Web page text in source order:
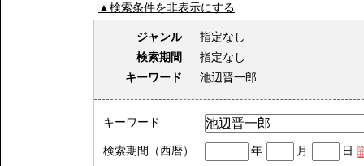
▲検索条件を非表示にする
ジャンル
指定なし
検索期間
指定なし
キーワード
池辺晋一郎
キーワード
検索期間（西暦） 年 月 日